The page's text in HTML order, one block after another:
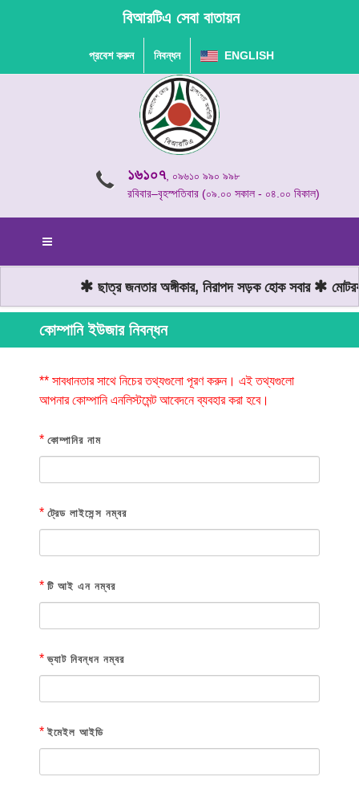
বিআরটিএ সেবা বাতায়ন
প্রবেশ করুন নিবন্ধন ENGLISH
১৬১০৭, ০৯৬১০ ৯৯০ ৯৯৮
রবিবার–বৃহস্পতিবার (০৯.০০ সকাল - ০৪.০০ বিকাল)
ছাত্র জনতার অঙ্গীকার, নিরাপদ সড়ক হোক সবার
কোম্পানি ইউজার নিবন্ধন
** সাবধানতার সাথে নিচের তথ্যগুলো পূরণ করুন। এই তথ্যগুলো
আপনার কোম্পানি এনলিস্টমেন্ট আবেদনে ব্যবহার করা হবে।
* কোম্পানির নাম
* ট্রেড লাইসেন্স নম্বর
* টি আই এন নম্বর
* ভ্যাট নিবন্ধন নম্বর
* ইমেইল আইডি